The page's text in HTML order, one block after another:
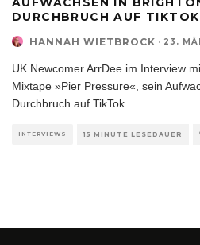
DURCHBRUCH AUF TIKTOK
HANNAH WIETBROCK · 23.
UK Newcomer ArrDee im Interview
Mixtape »Pier Pressure«, sein
Durchbruch auf TikTok
INTERVIEWS 15 MINUTE LESEDAUER